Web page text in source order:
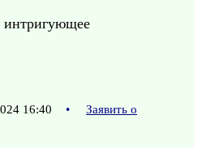
интригующее
16:40 •
Заявить о